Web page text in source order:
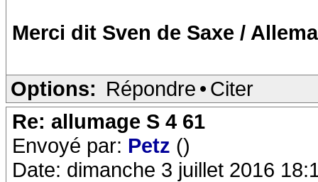
Merci dit Sven de Saxe /
Options: Répondre • Citer
Re: allumage S 4 61
Envoyé par: Petz ()
Date: dimanche 3 juillet 2016